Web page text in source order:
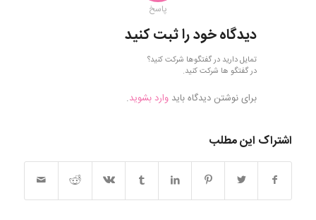
پاسخ
دیدگاه خود را ثبت کنید
تمایل دارید در گفتگوها شرکت کنید؟
در گفتگو ها شرکت کنید.
برای نوشتن دیدگاه باید وارد بشوید.
اشتراک این مطلب